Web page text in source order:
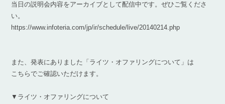
当日の説明会内容をアーカイブとして配信中です。ぜひご覧くださ
い。
https://www.infoteria.com/jp/ir/schedule/live/20140214.php
また、発表にありました「ライツ・オファリングについて」は
こちらでご確認いただけます。
▼ライツ・オファリングについて